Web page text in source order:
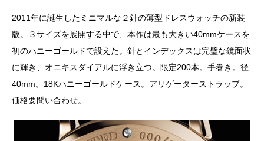
2011年に誕生したミニマルな２針の薄型ドレスウォッチの新装
版。３サイズを展開する中で、本作は最も大きい40mmケースを
初のハニーゴールドで設えた。針とインデックスは完璧な鏡面状
に輝き、オニキスダイアルに浮き立つ。限定200本。手巻き。径
40mm。18Kハニーゴールドケース。アリゲーターストラップ。
価格要問い合わせ。